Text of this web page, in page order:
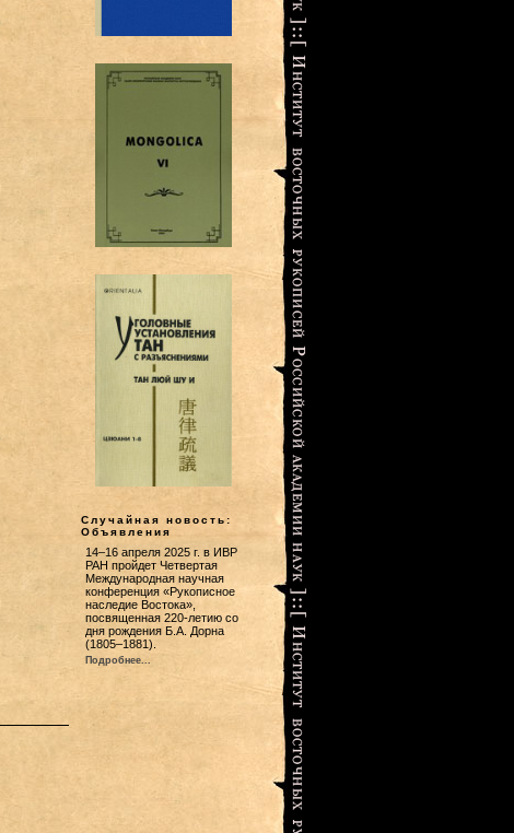
Случайная новость:
Объявления
14–16 апреля 2025 г. в ИВР
РАН пройдет Четвертая
Международная научная
конференция «Рукописное
наследие Востока»,
посвященная 220-летию со
дня рождения Б.А. Дорна
(1805–1881).
Подробнее...